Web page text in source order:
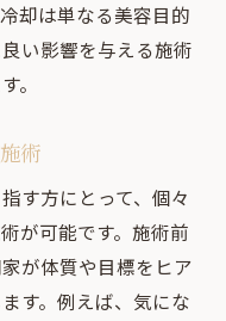
却は単なる美容目的
い影響を与える施術
。
術
す方にとって、個々
が可能です。施術前
が体質や目標をヒア
す。例えば、気にな